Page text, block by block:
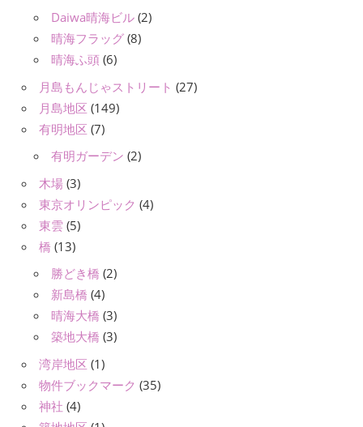
Daiwa晴海ビル (2)
晴海フラッグ (8)
晴海ふ頭 (6)
月島もんじゃストリート (27)
月島地区 (149)
有明地区 (7)
有明ガーデン (2)
木場 (3)
東京オリンピック (4)
東雲 (5)
橋 (13)
勝どき橋 (2)
新島橋 (4)
晴海大橋 (3)
築地大橋 (3)
湾岸地区 (1)
物件ブックマーク (35)
神社 (4)